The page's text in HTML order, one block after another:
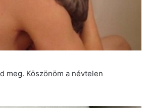
meg. Köszönöm a névtelen